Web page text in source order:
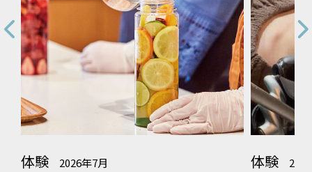
体験 2026年6月 体験